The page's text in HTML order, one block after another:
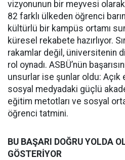
vizyonunun bir meyvesi
82 farklı ülkeden öğrenci
kültürlü bir kampüs ortamı
küresel rekabete hazırlıyor.
rakamlar değil, üniversitenin
rol oynadı. ASBÜ’nün
unsurlar ise şunlar oldu: Açık
sosyal medyadaki güçlü
eğitim metotları ve sosyal
öğrenci tatmini.
BU BAŞARI DOĞRU YOLDA
GÖSTERİYOR